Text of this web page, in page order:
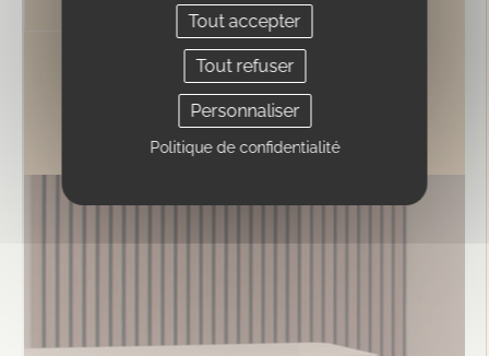
PRENDRE RDV EN SAVOIR +
Tout accepter
Tout refuser
Personnaliser
Politique de confidentialité